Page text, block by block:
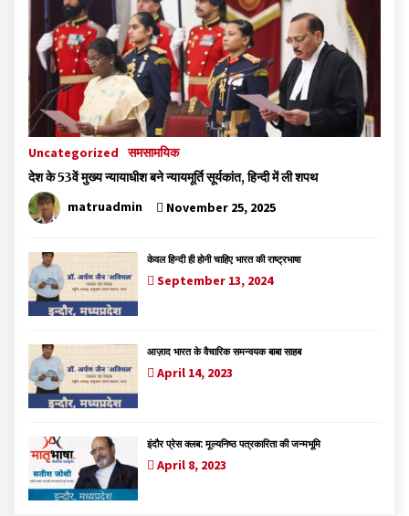
Uncategorized
समसामयिक
देश के 53वें मुख्य न्यायाधीश बने न्यायमूर्ति सूर्यकांत, हिन्दी में ली शपथ
matruadmin
November 25, 2025
केवल हिन्दी ही होनी चाहिए भारत की राष्ट्रभाषा
September 13, 2024
आज़ाद भारत के वैचारिक समन्वयक बाबा साहब
April 14, 2023
इंदौर प्रेस क्लब: मूल्यनिष्ठ पत्रकारिता की जन्मभूमि
April 8, 2023